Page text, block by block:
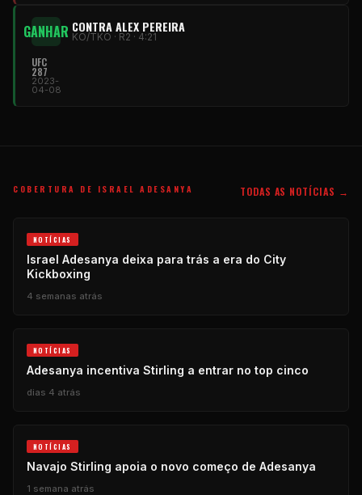
GANHAR CONTRA ALEX PEREIRA
KO/TKO · R2 · 4:21
UFC
287
2023-
04-08
COBERTURA DE ISRAEL ADESANYA TODAS AS NOTÍCIAS →
NOTÍCIAS
Israel Adesanya deixa para trás a era do City
Kickboxing
4 semanas atrás
NOTÍCIAS
Adesanya incentiva Stirling a entrar no top cinco
dias 4 atrás
NOTÍCIAS
Navajo Stirling apoia o novo começo de Adesanya
1 semana atrás